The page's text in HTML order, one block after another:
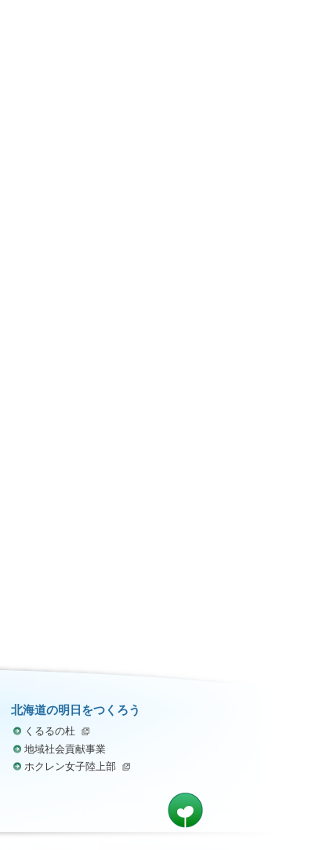
北海道の明日をつくろう
くるるの杜
地域社会貢献事業
ホクレン女子陸上部